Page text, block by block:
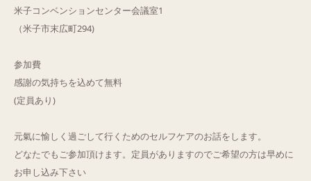
米子コンベンションセンター会議室1
（米子市末広町294)
参加費
感謝の気持ちを込めて無料
(定員あり)
元氣に愉しく過ごして行くためのセルフケアのお話をします。
どなたでもご参加頂けます。定員がありますのでご希望の方は早めに
お申し込み下さい